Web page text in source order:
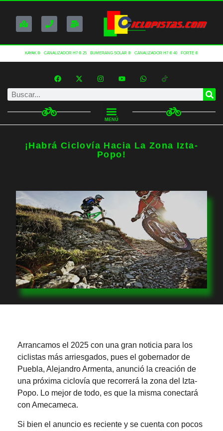
KAYAK ® CANALIZADOR H7 ® 25 BUMERANG SOLAR ® CANALIZADOR H7 ® 40 FORTE ®
MENÚ
¡Habrá Ciclovía Hacia La Zona Izta-
Popo!
Arrancamos el 2025 con una gran noticia para los
ciclistas más arriesgados, pues el gobernador de
Puebla, Alejandro Armenta, anunció la creación de
una próxima ciclovía que recorrerá la zona del Izta-
Popo. Lo mejor de todo, es que la misma conectará
con Amecameca.
Si bien el anuncio es reciente y se cuenta con pocos